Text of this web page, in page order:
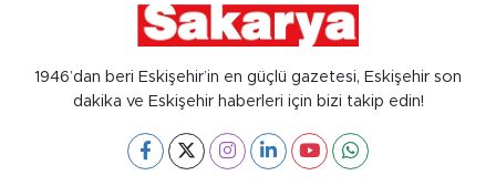
1946’dan beri Eskişehir’in en güçlü gazetesi, Eskişehir son
dakika ve Eskişehir haberleri için bizi takip edin!